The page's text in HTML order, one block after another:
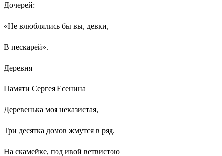
Дочерей:
«Не влюблялись бы вы, девки,
В пескарей».
Деревня
Памяти Сергея Есенина
Деревенька моя неказистая,
Три десятка домов жмутся в ряд.
На скамейке, под ивой ветвистою